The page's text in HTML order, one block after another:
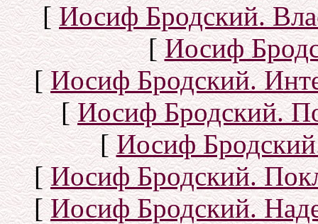
[Иосиф Бродский.
[Иосиф
[Иосиф Бродский.
[Иосиф Бродский.
[Иосиф
[Иосиф Бродский.
[Иосиф Бродский.